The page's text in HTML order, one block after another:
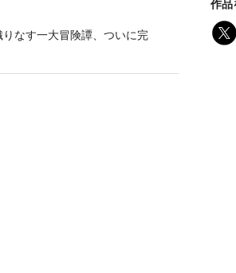
作品
なす一大冒険譚、ついに完